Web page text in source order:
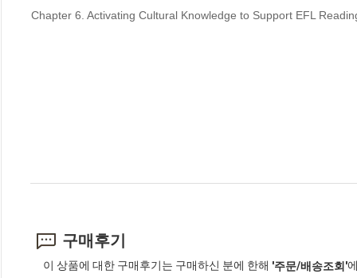
Chapter 6. Activating Cultural Knowledge to Support EFL
구매후기
이 상품에 대한 구매후기는 구매하신 분에 한해 '주문/배송조회'